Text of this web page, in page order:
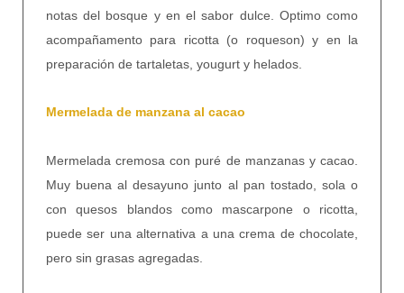
notas del bosque y en el sabor dulce. Optimo como
acompañamento para ricotta (o roqueson) y en la
preparación de tartaletas, yougurt y helados.
Mermelada de manzana al cacao
Mermelada cremosa con puré de manzanas y cacao.
Muy buena al desayuno junto al pan tostado, sola o
con quesos blandos como mascarpone o ricotta,
puede ser una alternativa a una crema de chocolate,
pero sin grasas agregadas.